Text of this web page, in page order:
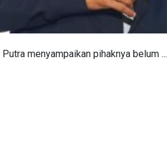
menyampaikan pihaknya belum ...